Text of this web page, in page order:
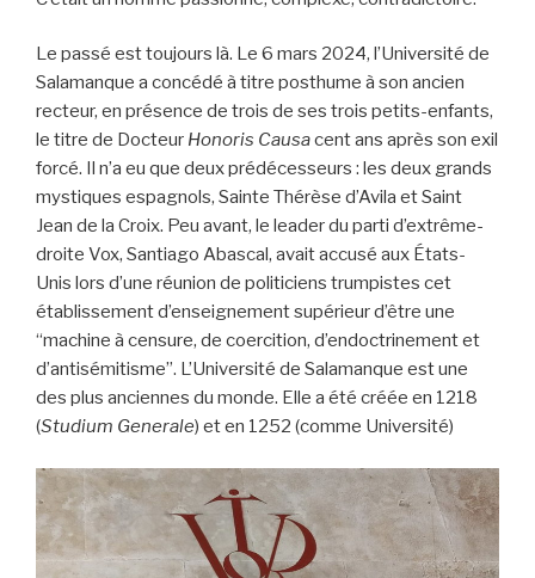
Le passé est toujours là. Le 6 mars 2024, l’Université de
Salamanque a concédé à titre posthume à son ancien
recteur, en présence de trois de ses trois petits-enfants,
le titre de Docteur Honoris Causacent ans après son exil
forcé. Il n’a eu que deux prédécesseurs : les deux grands
mystiques espagnols, Sainte Thérèse d’Avila et Saint
Jean de la Croix. Peu avant, le leader du parti d’extrême-
droite Vox, Santiago Abascal, avait accusé aux États-
Unis lors d’une réunion de politiciens trumpistes cet
établissement d’enseignement supérieur d’être une
“machine à censure, de coercition, d’endoctrinement et
d’antisémitisme”. L’Université de Salamanque est une
des plus anciennes du monde. Elle a été créée en 1218
(Studium Generale) et en 1252 (comme Université)